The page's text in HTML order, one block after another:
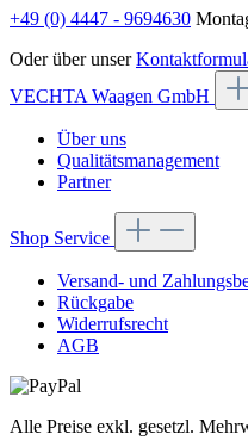
+49 (0) 4447 - 9694630
Oder über unser
VECHTA Waagen GmbH
Über uns
Qualitätsmanagement
Partner
Shop Service
Versand- und
Rückgabe
Widerrufsrecht
AGB
Alle Preise exkl. gesetzl.